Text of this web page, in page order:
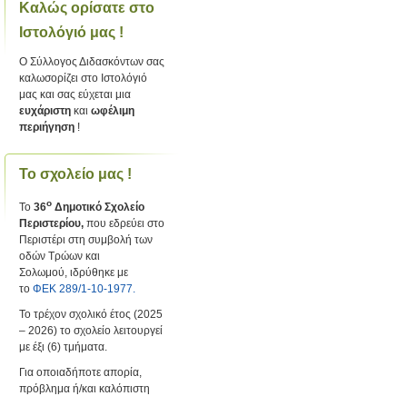
Καλώς ορίσατε στο
Ιστολόγιό μας !
Ο Σύλλογος Διδασκόντων σας
καλωσορίζει στο Ιστολόγιό
μας και σας εύχεται μια
ευχάριστη και ωφέλιμη
περιήγηση !
Το σχολείο μας !
Το 36ο Δημοτικό Σχολείο
Περιστερίου, που εδρεύει στο
Περιστέρι στη συμβολή των
οδών Τρώων και
Σολωμού, ιδρύθηκε με
το ΦΕΚ 289/1-10-1977.
Το τρέχον σχολικό έτος (2025
– 2026) το σχολείο λειτουργεί
με έξι (6) τμήματα.
Για οποιαδήποτε απορία,
πρόβλημα ή/και καλόπιστη